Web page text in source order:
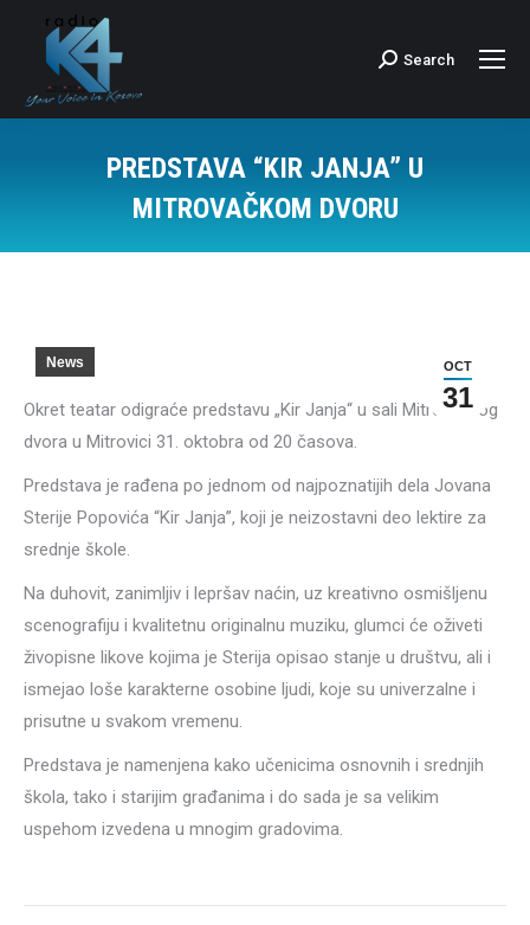
Search:
Search
PREDSTAVA “KIR JANJA” U
MITROVAČKOM DVORU
OCT
31
News
Okret teatar odigraće predstavu „Kir Janja“ u sali Mitrovačkog
dvora u Mitrovici 31. oktobra od 20 časova.
Predstava je rađena po jednom od najpoznatijih dela Jovana
Sterije Popovića “Kir Janja”, koji je neizostavni deo lektire za
srednje škole.
Na duhovit, zanimljiv i lepršav naćin, uz kreativno osmišljenu
scenografiju i kvalitetnu originalnu muziku, glumci će oživeti
živopisne likove kojima je Sterija opisao stanje u društvu, ali i
ismejao loše karakterne osobine ljudi, koje su univerzalne i
prisutne u svakom vremenu.
Predstava je namenjena kako učenicima osnovnih i srednjih
škola, tako i starijim građanima i do sada je sa velikim
uspehom izvedena u mnogim gradovima.